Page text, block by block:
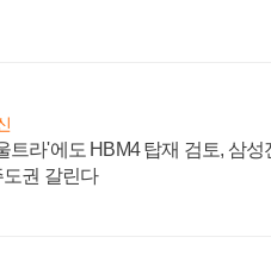
트라'에도 HBM4 탑재 검토, 삼성
권 갈린다